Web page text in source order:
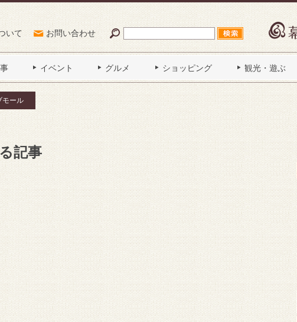
いて お問い合わせ
イベント グルメ ショッピング 観光・遊ぶ
モール
記事